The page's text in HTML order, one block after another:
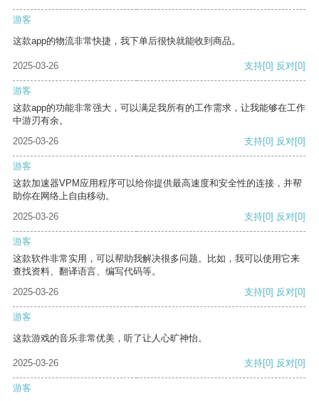
游客
这款app的物流非常快捷，我下单后很快就能收到商品。
2025-03-26 支持[0] 反对[0]
游客
这款app的功能非常强大，可以满足我所有的工作需求，让我能够在工作
中游刃有余。
2025-03-26
支持[0] 反对[0]
游客
这款加速器VPM应用程序可以给你提供最高速度和安全性的连接，并帮
助你在网络上自由移动。
2025-03-26
支持[0] 反对[0]
游客
这款软件非常实用，可以帮助我解决很多问题。比如，我可以使用它来
查找资料、翻译语言、编写代码等。
2025-03-26
支持[0] 反对[0]
游客
这款游戏的音乐非常优美，听了让人心旷神怡。
2025-03-26 支持[0] 反对[0]
游客